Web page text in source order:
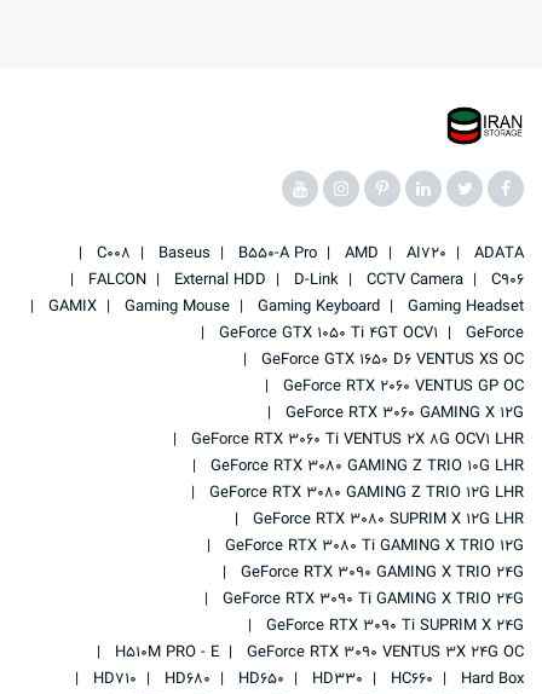
ADATA
AI720
AMD
B550-A Pro
Baseus
C008
C906
CCTV Camera
D-Link
External HDD
FALCON
Gaming Headset
Gaming Keyboard
Gaming Mouse
GAMIX
GeForce
GeForce GTX 1050 Ti 4GT OCV1
GeForce GTX 1650 D6 VENTUS XS OC
GeForce RTX 2060 VENTUS GP OC
GeForce RTX 3060 GAMING X 12G
GeForce RTX 3060 Ti VENTUS 2X 8G OCV1 LHR
GeForce RTX 3080 GAMING Z TRIO 10G LHR
GeForce RTX 3080 GAMING Z TRIO 12G LHR
GeForce RTX 3080 SUPRIM X 12G LHR
GeForce RTX 3080 Ti GAMING X TRIO 12G
GeForce RTX 3090 GAMING X TRIO 24G
GeForce RTX 3090 Ti GAMING X TRIO 24G
GeForce RTX 3090 Ti SUPRIM X 24G
GeForce RTX 3090 VENTUS 3X 24G OC
H510M PRO - E
Hard Box
HC660
HD330
HD650
HD680
HD710